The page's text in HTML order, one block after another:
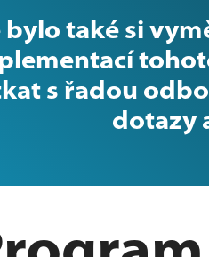
bylo také si
s řadou
dotazy